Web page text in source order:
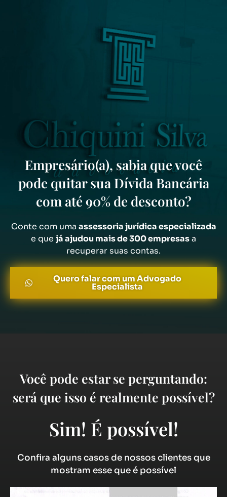
Empresário(a), sabia que você
pode quitar sua Dívida Bancária
com até 90% de desconto?
Conte com uma assessoria jurídica especializada
e que já ajudou mais de 300 empresasa
recuperar suas contas.
Quero falar com um Advogado
Especialista
Você pode estar se perguntando:
será que isso é realmente possível?
Sim! É possível!
Confira alguns casos de nossos clientes que
mostram esse que é possível